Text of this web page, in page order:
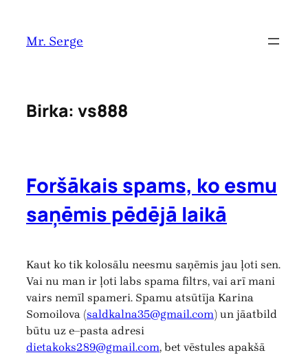
saturu
Mr. Serge
Birka: vs888
Foršākais spams, ko esmu
saņēmis pēdējā laikā
Kaut ko tik kolosālu neesmu saņēmis jau ļoti sen.
Vai nu man ir ļoti labs spama filtrs, vai arī mani
vairs nemīl spameri. Spamu atsūtīja Karina
Somoilova (saldkalna35@gmail.com) un jāatbild
būtu uz e–pasta adresi
dietakoks289@gmail.com, bet vēstules apakšā